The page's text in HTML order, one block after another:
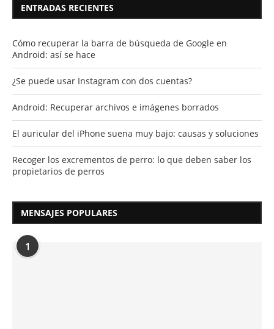
ENTRADAS RECIENTES
Cómo recuperar la barra de búsqueda de Google en
Android: así se hace
¿Se puede usar Instagram con dos cuentas?
Android: Recuperar archivos e imágenes borrados
El auricular del iPhone suena muy bajo: causas y soluciones
Recoger los excrementos de perro: lo que deben saber los
propietarios de perros
MENSAJES POPULARES
1